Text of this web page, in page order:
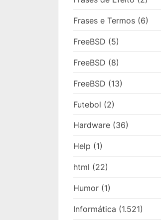
Frases e Termos (6)
FreeBSD (5)
FreeBSD (8)
FreeBSD (13)
Futebol (2)
Hardware (36)
Help (1)
html (22)
Humor (1)
Informática (1.521)